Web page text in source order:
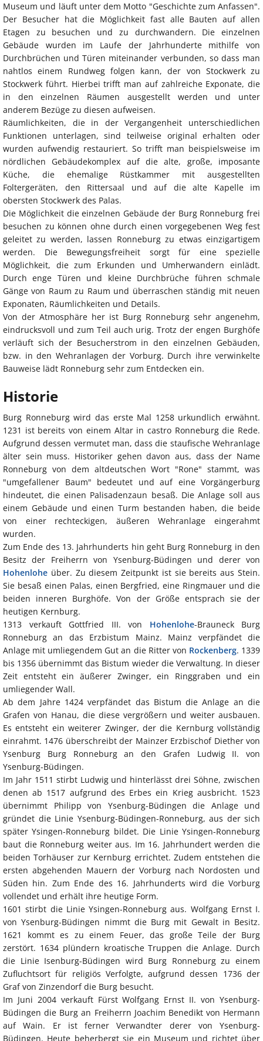
Museum und läuft unter dem Motto "Geschichte zum Anfassen".
Der Besucher hat die Möglichkeit fast alle Bauten auf allen
Etagen zu besuchen und zu durchwandern. Die einzelnen
Gebäude wurden im Laufe der Jahrhunderte mithilfe von
Durchbrüchen und Türen miteinander verbunden, so dass man
nahtlos einem Rundweg folgen kann, der von Stockwerk zu
Stockwerk führt. Hierbei trifft man auf zahlreiche Exponate, die
in den einzelnen Räumen ausgestellt werden und unter
anderem Bezüge zu diesen aufweisen.
Räumlichkeiten, die in der Vergangenheit unterschiedlichen
Funktionen unterlagen, sind teilweise original erhalten oder
wurden aufwendig restauriert. So trifft man beispielsweise im
nördlichen Gebäudekomplex auf die alte, große, imposante
Küche, die ehemalige Rüstkammer mit ausgestellten
Foltergeräten, den Rittersaal und auf die alte Kapelle im
obersten Stockwerk des Palas.
Die Möglichkeit die einzelnen Gebäude der Burg Ronneburg frei
besuchen zu können ohne durch einen vorgegebenen Weg fest
geleitet zu werden, lassen Ronneburg zu etwas einzigartigem
werden. Die Bewegungsfreiheit sorgt für eine spezielle
Möglichkeit, die zum Erkunden und Umherwandern einlädt.
Durch enge Türen und kleine Durchbrüche führen schmale
Gänge von Raum zu Raum und überraschen ständig mit neuen
Exponaten, Räumlichkeiten und Details.
Von der Atmosphäre her ist Burg Ronneburg sehr angenehm,
eindrucksvoll und zum Teil auch urig. Trotz der engen Burghöfe
verläuft sich der Besucherstrom in den einzelnen Gebäuden,
bzw. in den Wehranlagen der Vorburg. Durch ihre verwinkelte
Bauweise lädt Ronneburg sehr zum Entdecken ein.
Historie
Burg Ronneburg wird das erste Mal 1258 urkundlich erwähnt.
1231 ist bereits von einem Altar in castro Ronneburg die Rede.
Aufgrund dessen vermutet man, dass die staufische Wehranlage
älter sein muss. Historiker gehen davon aus, dass der Name
Ronneburg von dem altdeutschen Wort "Rone" stammt, was
"umgefallener Baum" bedeutet und auf eine Vorgängerburg
hindeutet, die einen Palisadenzaun besaß. Die Anlage soll aus
einem Gebäude und einen Turm bestanden haben, die beide
von einer rechteckigen, äußeren Wehranlage eingerahmt
wurden.
Zum Ende des 13. Jahrhunderts hin geht Burg Ronneburg in den
Besitz der Freiherrn von Ysenburg-Büdingen und derer von
Hohenlohe über. Zu diesem Zeitpunkt ist sie bereits aus Stein.
Sie besaß einen Palas, einen Bergfried, eine Ringmauer und die
beiden inneren Burghöfe. Von der Größe entsprach sie der
heutigen Kernburg.
1313 verkauft Gottfried III. von Hohenlohe-Brauneck Burg
Ronneburg an das Erzbistum Mainz. Mainz verpfändet die
Anlage mit umliegendem Gut an die Ritter von Rockenberg. 1339
bis 1356 übernimmt das Bistum wieder die Verwaltung. In dieser
Zeit entsteht ein äußerer Zwinger, ein Ringgraben und ein
umliegender Wall.
Ab dem Jahre 1424 verpfändet das Bistum die Anlage an die
Grafen von Hanau, die diese vergrößern und weiter ausbauen.
Es entsteht ein weiterer Zwinger, der die Kernburg vollständig
einrahmt. 1476 überschreibt der Mainzer Erzbischof Diether von
Ysenburg Burg Ronneburg an den Grafen Ludwig II. von
Ysenburg-Büdingen.
Im Jahr 1511 stirbt Ludwig und hinterlässt drei Söhne, zwischen
denen ab 1517 aufgrund des Erbes ein Krieg ausbricht. 1523
übernimmt Philipp von Ysenburg-Büdingen die Anlage und
gründet die Linie Ysenburg-Büdingen-Ronneburg, aus der sich
später Ysingen-Ronneburg bildet. Die Linie Ysingen-Ronneburg
baut die Ronneburg weiter aus. Im 16. Jahrhundert werden die
beiden Torhäuser zur Kernburg errichtet. Zudem entstehen die
ersten abgehenden Mauern der Vorburg nach Nordosten und
Süden hin. Zum Ende des 16. Jahrhunderts wird die Vorburg
vollendet und erhält ihre heutige Form.
1601 stirbt die Linie Ysingen-Ronneburg aus. Wolfgang Ernst I.
von Ysenburg-Büdingen nimmt die Burg mit Gewalt in Besitz.
1621 kommt es zu einem Feuer, das große Teile der Burg
zerstört. 1634 plündern kroatische Truppen die Anlage. Durch
die Linie Isenburg-Büdingen wird Burg Ronneburg zu einem
Zufluchtsort für religiös Verfolgte, aufgrund dessen 1736 der
Graf von Zinzendorf die Burg besucht.
Im Juni 2004 verkauft Fürst Wolfgang Ernst II. von Ysenburg-
Büdingen die Burg an Freiherrn Joachim Benedikt von Hermann
auf Wain. Er ist ferner Verwandter derer von Ysenburg-
Büdingen. Heute beherbergt sie ein Museum und richtet über